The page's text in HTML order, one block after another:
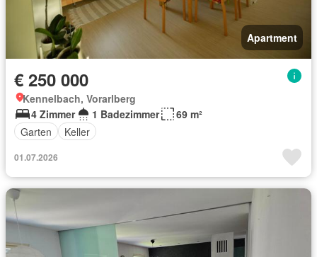
Apartment
€ 250 000
Kennelbach, Vorarlberg
4 Zimmer
1 Badezimmer
69 m²
Garten
Keller
01.07.2026